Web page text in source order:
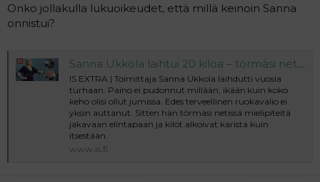
u
n
o
i
n
s
t
i
Onko jollakulla lukuoikeudet, että millä keinoin Sanna
onnistui?
Sanna Ukkola laihtui 20 kiloa – törmäsi netissä metodiin, jota noudattaa nyt säntillisesti: ”Mieheni sanoo, että olen ihan eri ihminen”
IS EXTRA | Toimittaja Sanna Ukkola laihdutti vuosia
turhaan. Paino ei pudonnut millään, ikään kuin koko
keho olisi ollut jumissa. Edes terveellinen ruokavalio ei
yksin auttanut. Sitten hän törmäsi netissä mielipiteitä
jakavaan elintapaan ja kilot alkoivat karista kuin
itsestään.
www.is.fi